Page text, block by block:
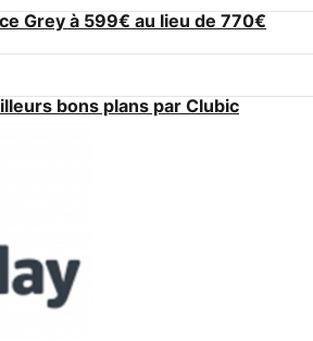
Grey à 599€ au lieu de 770€
bons plans par Clubic